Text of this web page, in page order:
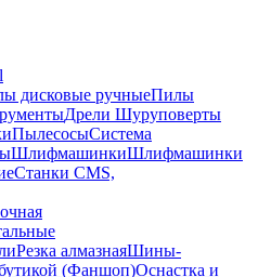
дисковые ручныеПилы
Дрели Шуруповерты
ПылесосыСистема
ШлифмашинкиШлифмашинки
Станки CMS,
Резка алмазнаяШины-
(Фаншоп)Оснастка и